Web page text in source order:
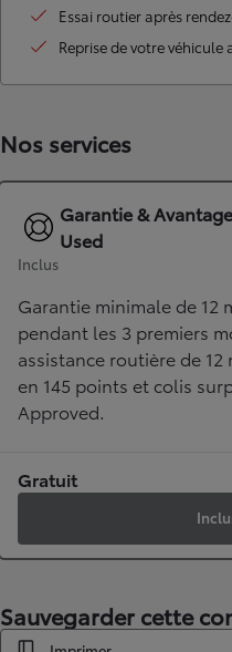
Essai routier après
Reprise de votre véhicule
Nos services
Garantie &
Used
Inclus
Garantie minimale de 12
pendant les 3 premiers
assistance routière de
en 145 points et colis
Approved.
Gratuit
Sauvegarder cette